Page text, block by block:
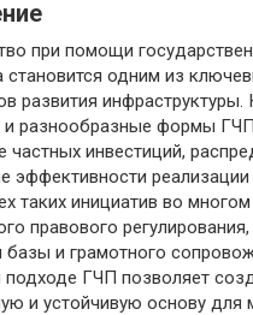
при помощи
становится одним из
развития
и разнообразные формы
частных инвестиций,
эффективности реализации
таких инициатив во
правового
базы и грамотного
подходе ГЧП позволяет
и устойчивую основу для